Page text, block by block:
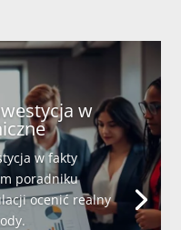
w
w fakty
poradniku
ocenić realny